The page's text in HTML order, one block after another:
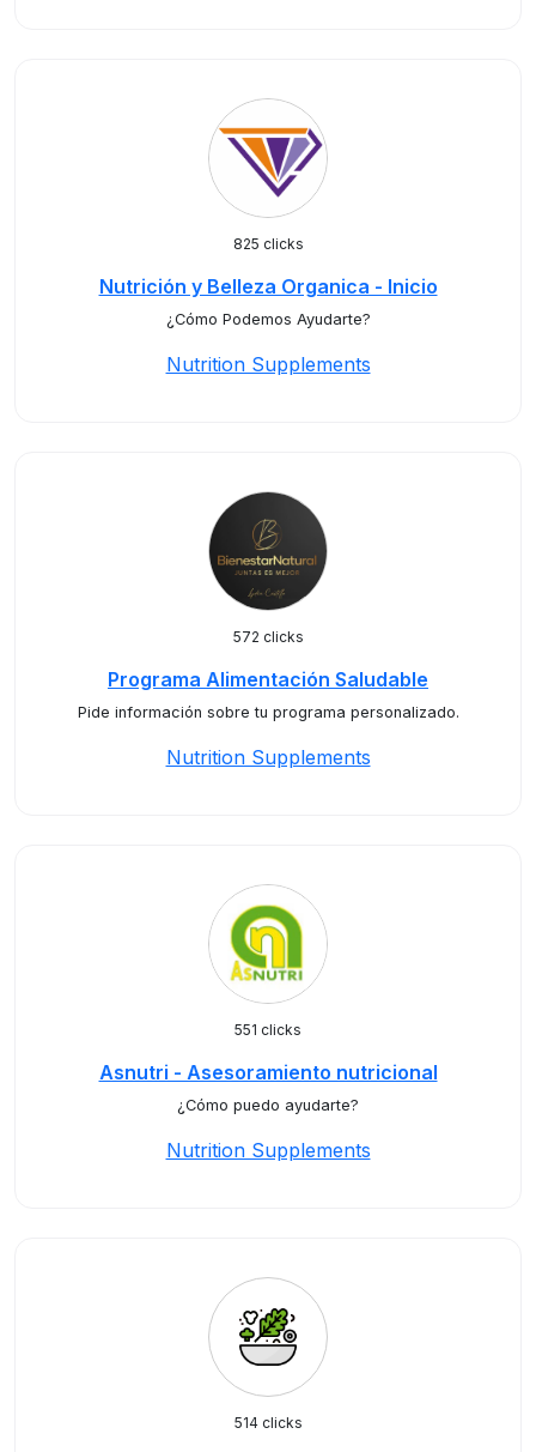
825 clicks
Nutrición y Belleza Organica - Inicio
¿Cómo Podemos Ayudarte?
Nutrition Supplements
572 clicks
Programa Alimentación Saludable
Pide información sobre tu programa personalizado.
Nutrition Supplements
551 clicks
Asnutri - Asesoramiento nutricional
¿Cómo puedo ayudarte?
Nutrition Supplements
514 clicks